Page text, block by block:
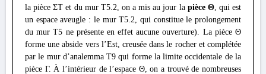
la pièce ΣΤ et du mur T5.2, on a mis au jour la pièce Θ, qui est
un espace aveugle : le mur T5.2, qui constitue le prolongement
du mur T5 ne présente en effet aucune ouverture). La pièce Θ
forme une abside vers l’Est, creusée dans le rocher et complétée
par le mur d’analemma T9 qui forme la limite occidentale de la
pièce Γ. À l’intérieur de l’espace Θ, on a trouvé de nombreuses